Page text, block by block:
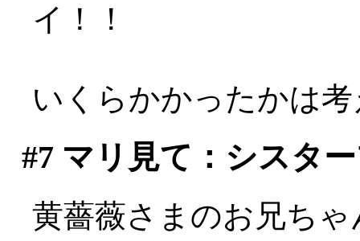
イ！！
いくらかかったかは
#7 マリ見て：シスタ
黄薔薇さまのお兄ち